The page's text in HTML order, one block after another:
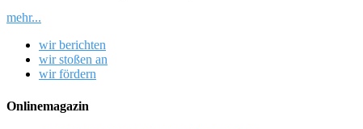
mehr...
wir berichten
wir stoßen an
wir fördern
Onlinemagazin